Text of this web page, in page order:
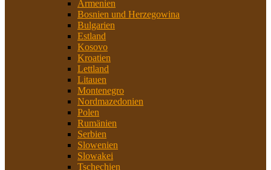
Armenien
Bosnien und Herzegowina
Bulgarien
Estland
Kosovo
Kroatien
Lettland
Litauen
Montenegro
Nordmazedonien
Polen
Rumänien
Serbien
Slowenien
Slowakei
Tschechien